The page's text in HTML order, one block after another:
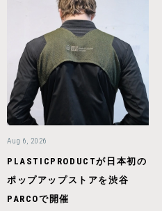
Aug 6, 2026
PLASTICPRODUCTが日本初の
ポップアップストアを渋谷
PARCOで開催